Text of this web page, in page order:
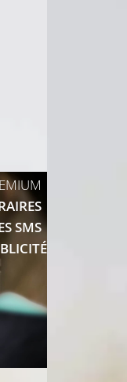
SMS